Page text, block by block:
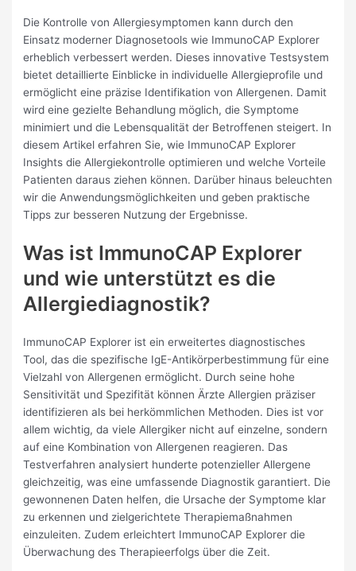
Die Kontrolle von Allergiesymptomen kann durch den
Einsatz moderner Diagnosetools wie ImmunoCAP Explorer
erheblich verbessert werden. Dieses innovative Testsystem
bietet detaillierte Einblicke in individuelle Allergieprofile und
ermöglicht eine präzise Identifikation von Allergenen. Damit
wird eine gezielte Behandlung möglich, die Symptome
minimiert und die Lebensqualität der Betroffenen steigert. In
diesem Artikel erfahren Sie, wie ImmunoCAP Explorer
Insights die Allergiekontrolle optimieren und welche Vorteile
Patienten daraus ziehen können. Darüber hinaus beleuchten
wir die Anwendungsmöglichkeiten und geben praktische
Tipps zur besseren Nutzung der Ergebnisse.
Was ist ImmunoCAP Explorer
und wie unterstützt es die
Allergiediagnostik?
ImmunoCAP Explorer ist ein erweitertes diagnostisches
Tool, das die spezifische IgE-Antikörperbestimmung für eine
Vielzahl von Allergenen ermöglicht. Durch seine hohe
Sensitivität und Spezifität können Ärzte Allergien präziser
identifizieren als bei herkömmlichen Methoden. Dies ist vor
allem wichtig, da viele Allergiker nicht auf einzelne, sondern
auf eine Kombination von Allergenen reagieren. Das
Testverfahren analysiert hunderte potenzieller Allergene
gleichzeitig, was eine umfassende Diagnostik garantiert. Die
gewonnenen Daten helfen, die Ursache der Symptome klar
zu erkennen und zielgerichtete Therapiemaßnahmen
einzuleiten. Zudem erleichtert ImmunoCAP Explorer die
Überwachung des Therapieerfolgs über die Zeit.